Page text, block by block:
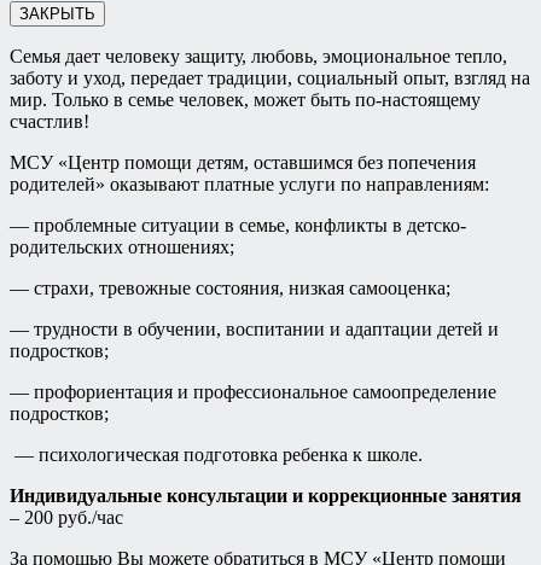
ЗАКРЫТЬ
Семья дает человеку защиту, любовь, эмоциональное тепло,
заботу и уход, передает традиции, социальный опыт, взгляд на
мир. Только в семье человек, может быть по-настоящему
счастлив!
МСУ «Центр помощи детям, оставшимся без попечения
родителей» оказывают платные услуги по направлениям:
— проблемные ситуации в семье, конфликты в детско-
родительских отношениях;
— страхи, тревожные состояния, низкая самооценка;
— трудности в обучении, воспитании и адаптации детей и
подростков;
— профориентация и профессиональное самоопределение
подростков;
— психологическая подготовка ребенка к школе.
Индивидуальные консультации и коррекционные занятия
– 200 руб./час
За помощью Вы можете обратиться в МСУ «Центр помощи